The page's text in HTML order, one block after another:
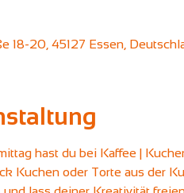
18-20, 45127 Essen,
hast du bei Kaffee |
Kuchen oder Torte aus der